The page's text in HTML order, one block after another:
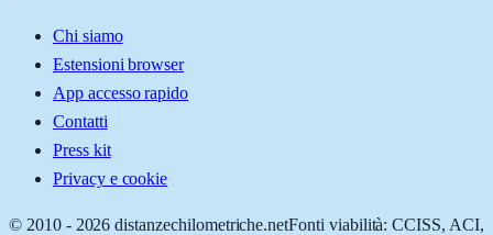
Chi siamo
Estensioni browser
App accesso rapido
Contatti
Press kit
Privacy e cookie
© 2010 - 2026 distanzechilometriche.netFonti viabilità: CCISS, ACI,